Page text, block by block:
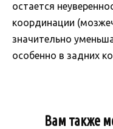
остается
координации
значительно
особенно в задних
Вам также